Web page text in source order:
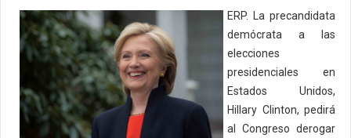
ERP. La precandidata
demócrata a las
elecciones
presidenciales en
Estados Unidos,
Hillary Clinton, pedirá
al Congreso derogar